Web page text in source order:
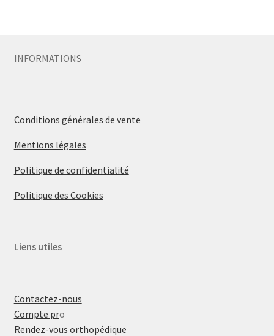
INFORMATIONS
Conditions générales de vente
Mentions légales
Politique de confidentialité
Politique des Cookies
Liens utiles
Contactez-nous
Compte pro
Rendez-vous orthopédique